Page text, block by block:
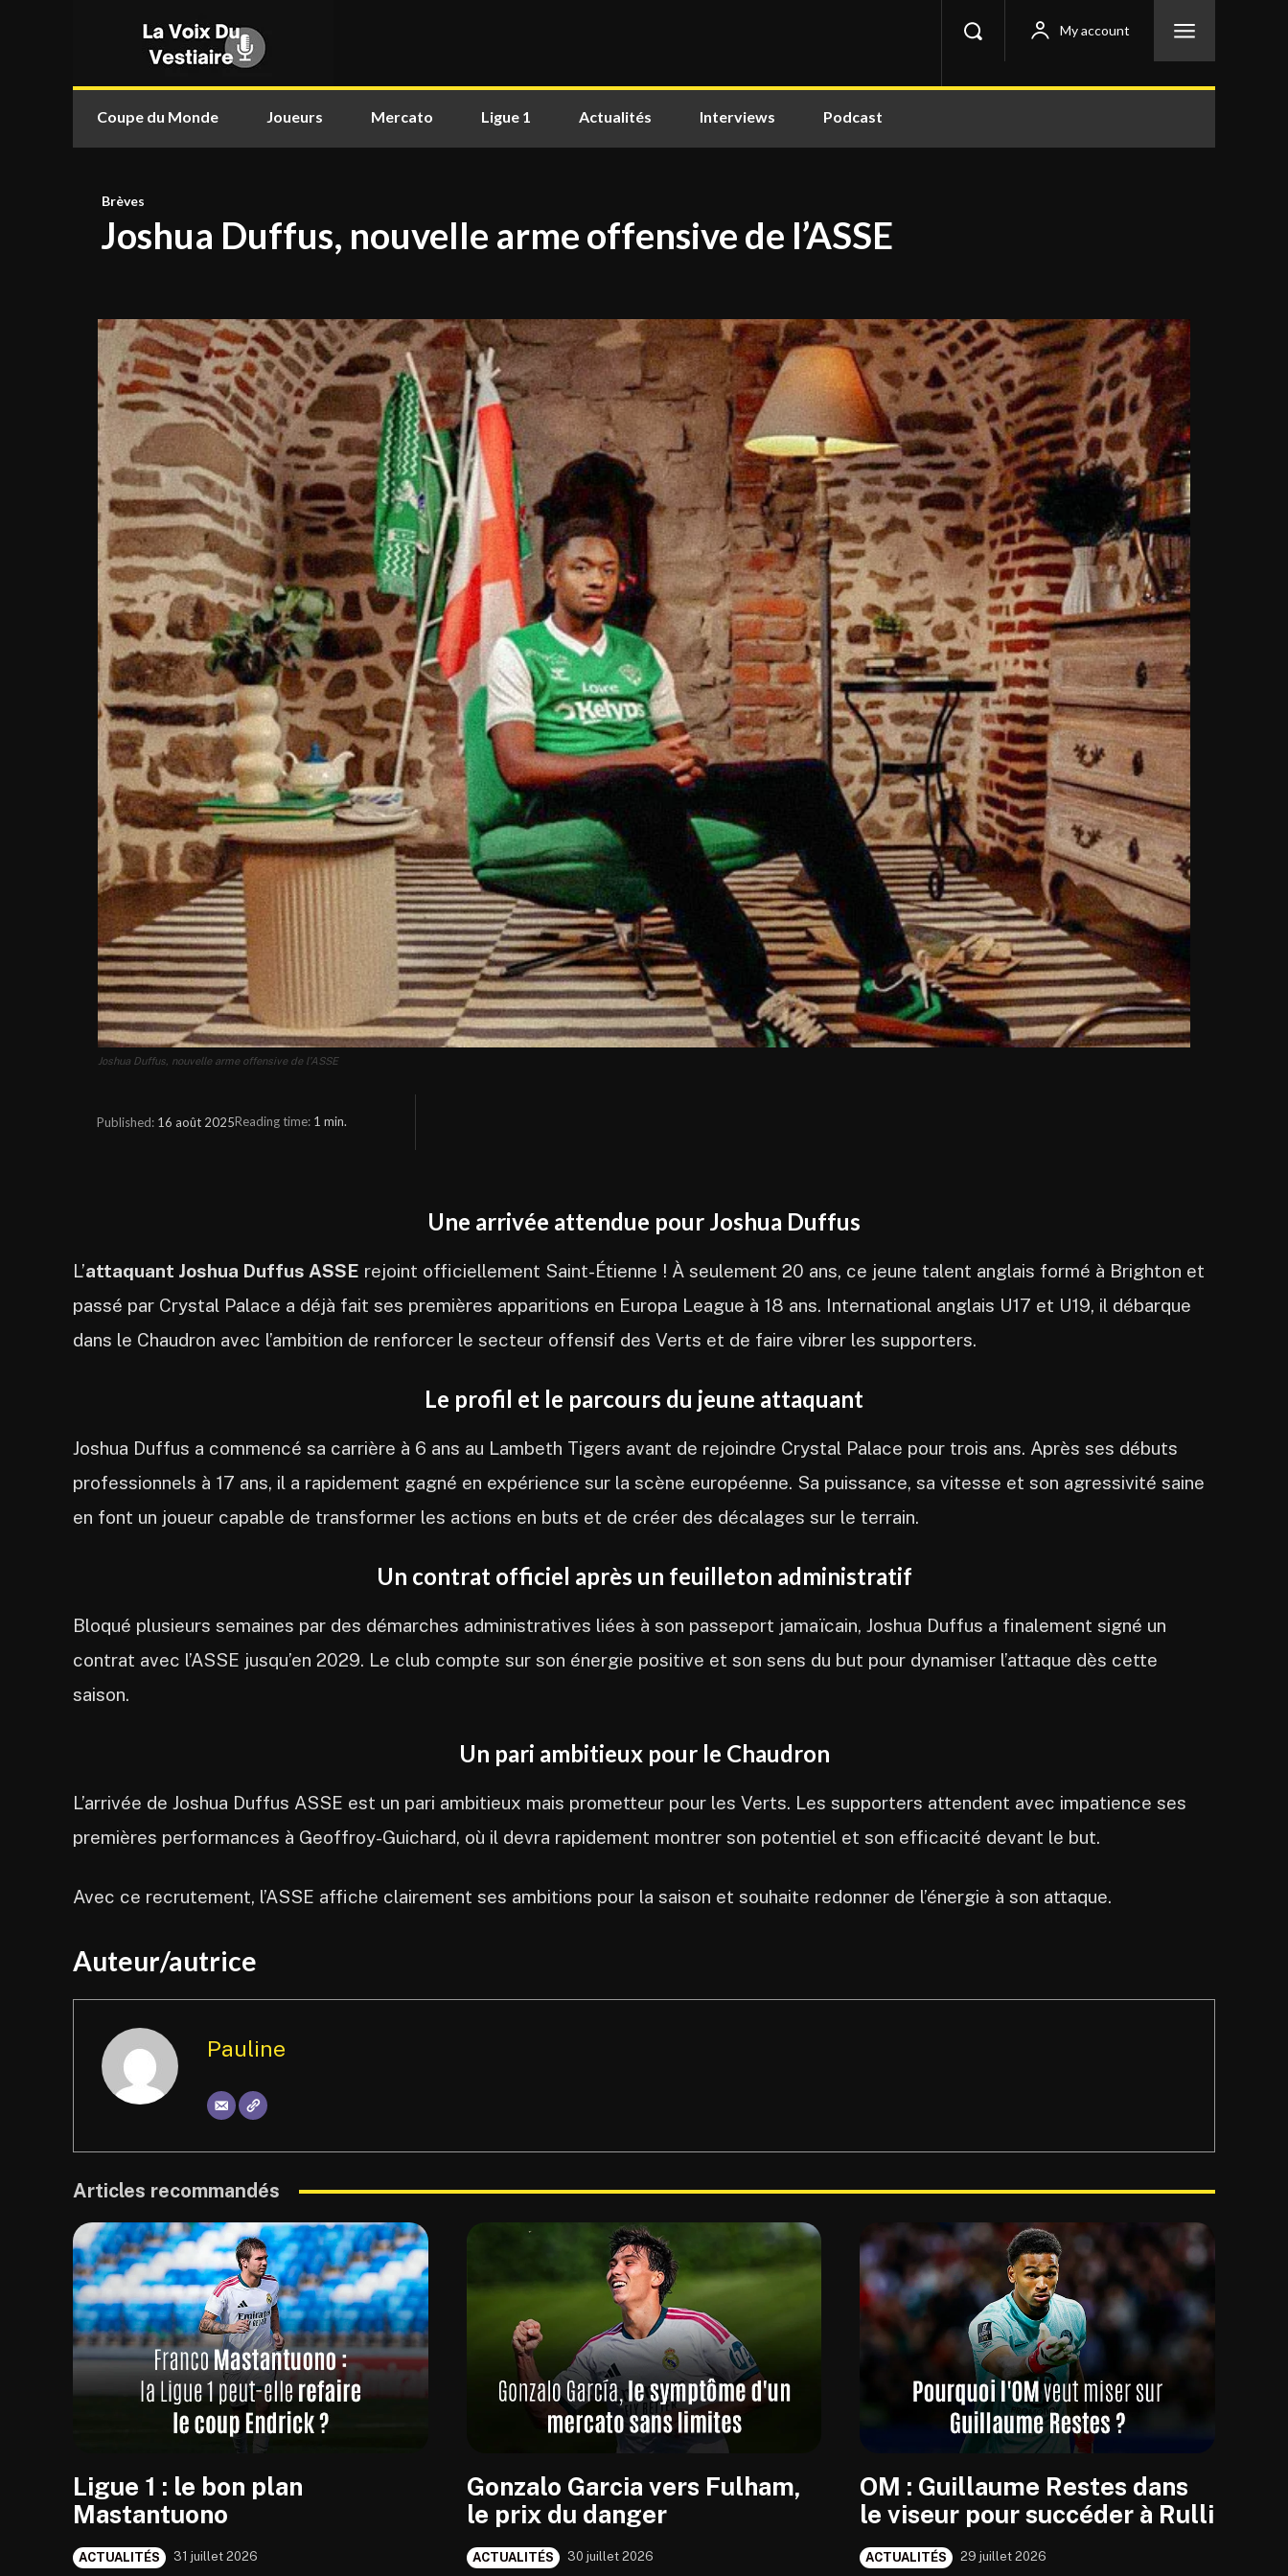
My account
Coupe du Monde Joueurs Mercato Ligue 1 Actualités Interviews Podcast
Brèves
Joshua Duffus, nouvelle arme offensive de l’ASSE
Joshua Duffus, nouvelle arme offensive de l’ASSE
Published: 16 août 2025Reading time: 1 min.
Une arrivée attendue pour Joshua Duffus
L’attaquant Joshua Duffus ASSE rejoint officiellement Saint-Étienne ! À seulement 20 ans, ce jeune talent anglais formé à Brighton et
passé par Crystal Palace a déjà fait ses premières apparitions en Europa League à 18 ans. International anglais U17 et U19, il débarque
dans le Chaudron avec l’ambition de renforcer le secteur offensif des Verts et de faire vibrer les supporters.
Le profil et le parcours du jeune attaquant
Joshua Duffus a commencé sa carrière à 6 ans au Lambeth Tigers avant de rejoindre Crystal Palace pour trois ans. Après ses débuts
professionnels à 17 ans, il a rapidement gagné en expérience sur la scène européenne. Sa puissance, sa vitesse et son agressivité saine
en font un joueur capable de transformer les actions en buts et de créer des décalages sur le terrain.
Un contrat officiel après un feuilleton administratif
Bloqué plusieurs semaines par des démarches administratives liées à son passeport jamaïcain, Joshua Duffus a finalement signé un
contrat avec l’ASSE jusqu’en 2029. Le club compte sur son énergie positive et son sens du but pour dynamiser l’attaque dès cette
saison.
Un pari ambitieux pour le Chaudron
L’arrivée de Joshua Duffus ASSE est un pari ambitieux mais prometteur pour les Verts. Les supporters attendent avec impatience ses
premières performances à Geoffroy-Guichard, où il devra rapidement montrer son potentiel et son efficacité devant le but.
Avec ce recrutement, l’ASSE affiche clairement ses ambitions pour la saison et souhaite redonner de l’énergie à son attaque.
Auteur/autrice
Pauline
Articles recommandés
Ligue 1 : le bon plan
Mastantuono
ACTUALITÉS 31 juillet 2026
Gonzalo Garcia vers Fulham,
le prix du danger
ACTUALITÉS 30 juillet 2026
OM : Guillaume Restes dans
le viseur pour succéder à Rulli
ACTUALITÉS 29 juillet 2026